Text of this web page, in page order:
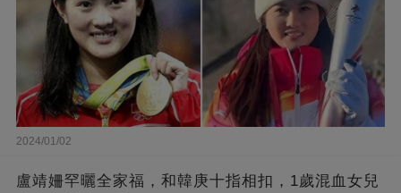
2024/01/02
盧靖姍罕曬全家福，和韓庚十指相扣，1歲混血女兒